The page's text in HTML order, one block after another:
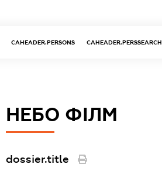
CAHEADER.PERSONS CAHEADER.PERSSEARCH
НЕБО ФІЛМ
dossier.title